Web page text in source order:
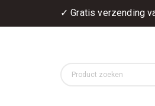
✓ Gratis verzending